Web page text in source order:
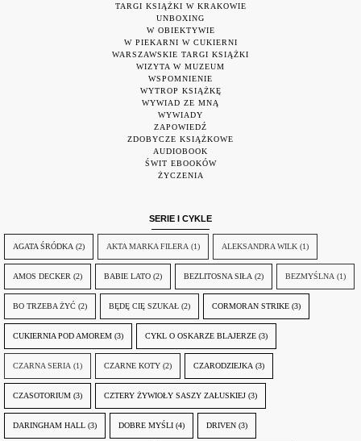
TARGI KSIĄŻKI W KRAKOWIE
UNBOXING
W OBIEKTYWIE
W PIEKARNI W CUKIERNI
WARSZAWSKIE TARGI KSIĄŻKI
WIZYTA W MUZEUM
WSPOMNIENIE
WYTROP KSIĄŻKĘ
WYWIAD ZE MNĄ
WYWIADY
ZAPOWIEDŹ
ZDOBYCZE KSIĄŻKOWE
AUDIOBOOK
ŚWIT EBOOKÓW
ŻYCZENIA
SERIE I CYKLE
AGATA ŚRÓDKA (2) AKTA MARKA FILERA (1) ALEKSANDRA WILK (1)
AMOS DECKER (2) BABIE LATO (2) BEZLITOSNA SIŁA (2) BEZMYŚLNA (1)
BO TRZEBA ŻYĆ (2) BĘDĘ CIĘ SZUKAŁ (2) CORMORAN STRIKE (3)
CUKIERNIA POD AMOREM (3) CYKL O OSKARZE BLAJERZE (3)
CZARNA SERIA (1) CZARNE KOTY (2) CZARODZIEJKA (3)
CZASOTORIUM (3) CZTERY ŻYWIOŁY SASZY ZAŁUSKIEJ (3)
DARINGHAM HALL (3) DOBRE MYŚLI (4) DRIVEN (3)